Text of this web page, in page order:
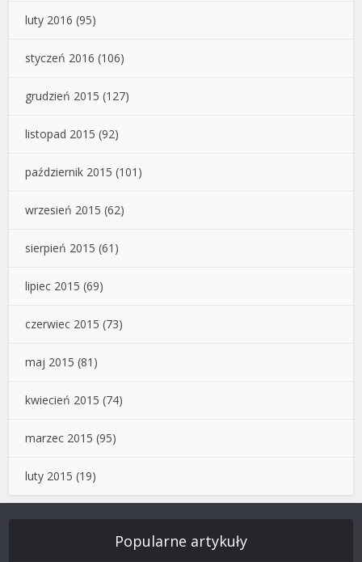
luty 2016 (95)
styczeń 2016 (106)
grudzień 2015 (127)
listopad 2015 (92)
październik 2015 (101)
wrzesień 2015 (62)
sierpień 2015 (61)
lipiec 2015 (69)
czerwiec 2015 (73)
maj 2015 (81)
kwiecień 2015 (74)
marzec 2015 (95)
luty 2015 (19)
Popularne artykuły